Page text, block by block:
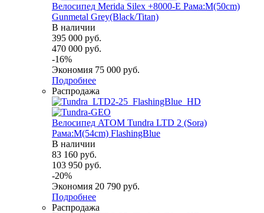
Велосипед Merida Silex +8000-E Рама:M(50cm)
Gunmetal Grey(Black/Titan)
В наличии
395 000 руб.
470 000 руб.
-16%
Экономия 75 000 руб.
Подробнее
Распродажа
Велосипед ATOM Tundra LTD 2 (Sora)
Рама:M(54cm) FlashingBlue
В наличии
83 160 руб.
103 950 руб.
-20%
Экономия 20 790 руб.
Подробнее
Распродажа